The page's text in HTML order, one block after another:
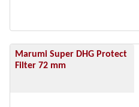
Marumi Super DHG Protect
Filter 72 mm